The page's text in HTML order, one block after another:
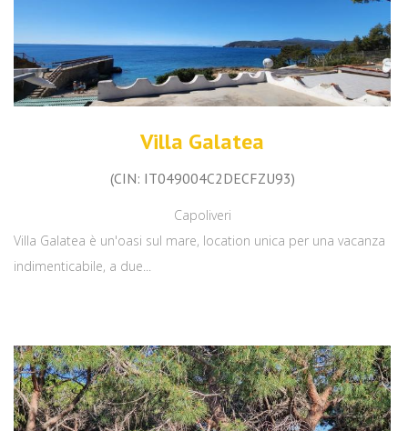
Villa Galatea
(CIN: IT049004C2DECFZU93)
Capoliveri
Villa Galatea è un'oasi sul mare, location unica per una vacanza
indimenticabile, a due...